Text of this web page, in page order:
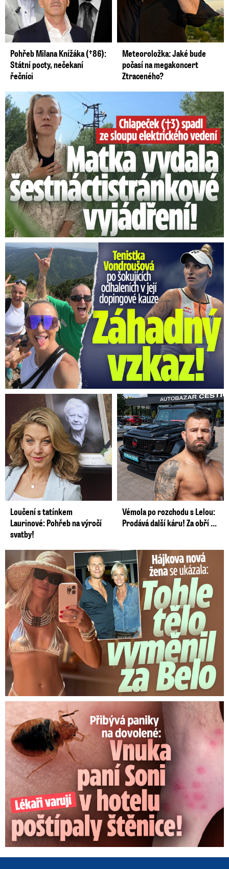
Pohřeb Milana Knížáka (†86):
Státní pocty, nečekaní
řečníci
Meteoroložka: Jaké bude
počasí na megakoncert
Ztraceného?
Smrtelný pád chlapce: Matka vydala vyjádření na 16 stran
Vondroušová po šokujících odhaleních v kauze: Záhadný vzkaz!
Loučení s tatínkem
Laurinové: Pohřeb na výročí
svatby!
Vémola po rozchodu s Lelou:
Prodává další káru! Za obří ...
Tohle tělo nahradilo Belo: Nová partnerka se ukázala...
Panika na dovolené: Vnuka Soni v hotelu poštípaly štěnice!